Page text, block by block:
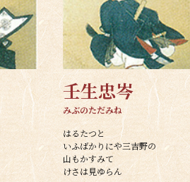
壬生忠岑
みぶのただみね
はるたつと
いふばかりにや三吉野の
山もかすみて
けさは見ゆらん